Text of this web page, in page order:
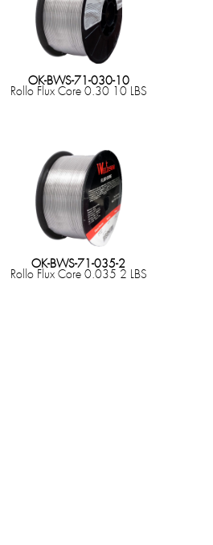
OK-BWS-71-030-10
Rollo Flux Core 0.30 10 LBS
OK-BWS-71-035-2
Rollo Flux Core 0.035 2 LBS